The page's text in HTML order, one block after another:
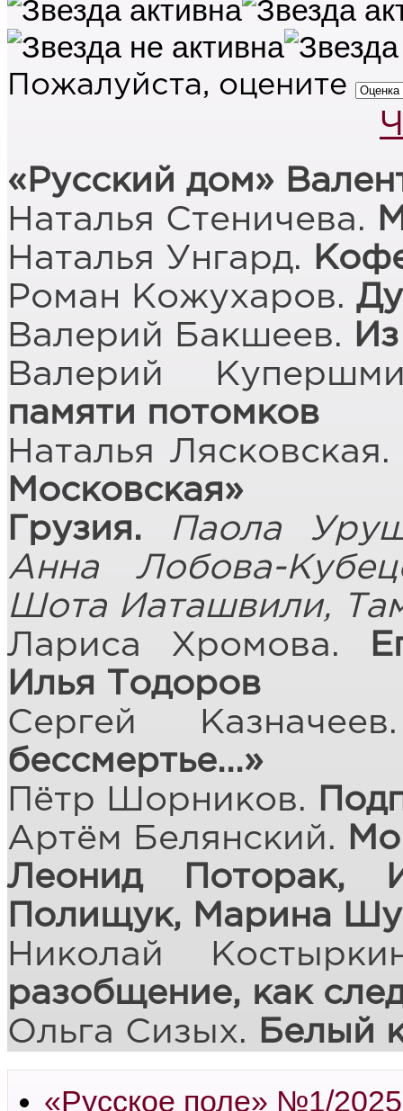
Пожалуйста, оцените
«Русский дом»
Наталья Стеничева.
Наталья Унгард.
Роман Кожухаров.
Валерий Бакшеев.
Валерий
памяти потомков
Наталья
Московская»
Грузия.
Паола
Анна Лобова-
Шота Иаташвили,
Лариса Хромова.
Илья Тодоров
Сергей
бессмертье...»
Пётр Шорников.
Артём Белянский.
Леонид Поторак,
Полищук, Марина
Николай
разобщение, как
Ольга Сизых.
Белый
«Русское поле» №1/2025